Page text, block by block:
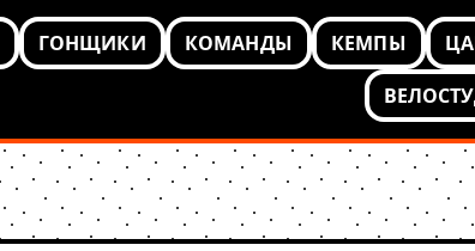
ГОНЩИКИ КОМАНДЫ КЕМПЫ